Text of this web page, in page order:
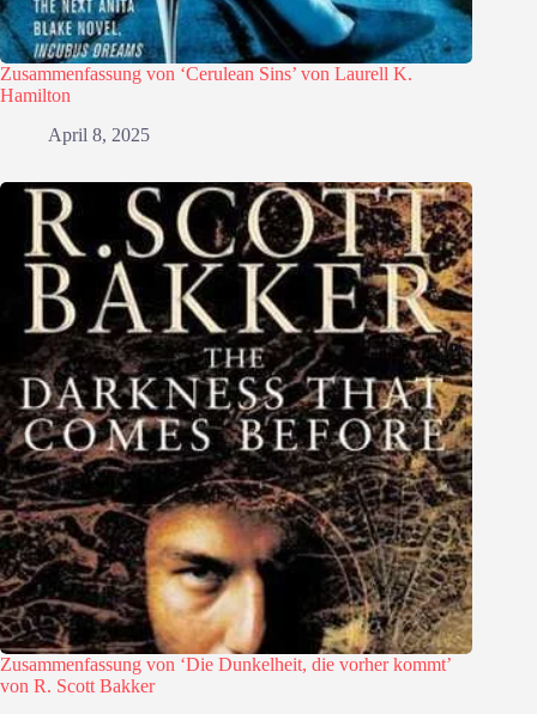
Zusammenfassung von ‘Cerulean Sins’ von Laurell K.
Hamilton
April 8, 2025
Zusammenfassung von ‘Die Dunkelheit, die vorher kommt’
von R. Scott Bakker